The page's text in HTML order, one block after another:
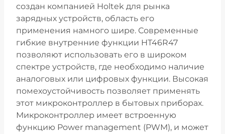
создан компанией Holtek для рынка
зарядных устройств, область его
применения намного шире. Современные
гибкие внутренние функции HT46R47
позволяют использовать его в широком
спектре устройств, где необходимо наличие
аналоговых или цифровых функции. Высокая
помехоустойчивость позволяет применять
этот микроконтроллер в бытовых приборах.
Микроконтроллер имеет встроенную
функцию Power management (PWM), и может